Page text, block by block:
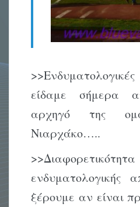
είδαμε σήμερα
αρχηγό της
Νιαρχάκο…..
ενδυματολογικής
ξέρουμε αν είναι